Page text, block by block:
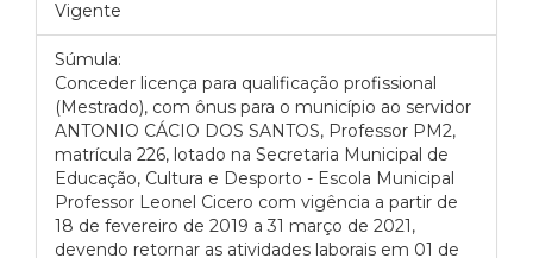
Vigente
Súmula:
Conceder licença para qualificação profissional
(Mestrado), com ônus para o município ao servidor
ANTONIO CÁCIO DOS SANTOS, Professor PM2,
matrícula 226, lotado na Secretaria Municipal de
Educação, Cultura e Desporto - Escola Municipal
Professor Leonel Cicero com vigência a partir de
18 de fevereiro de 2019 a 31 março de 2021,
devendo retornar as atividades laborais em 01 de